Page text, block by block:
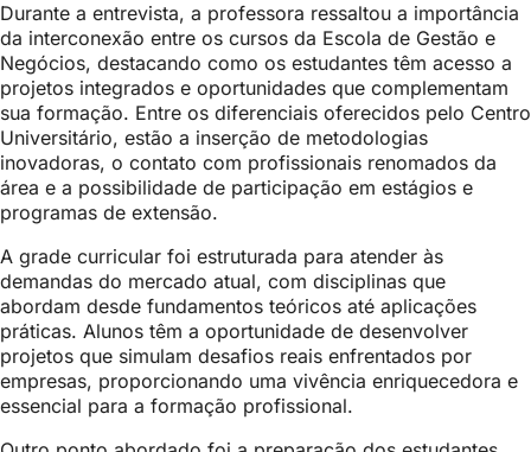
Durante a entrevista, a professora ressaltou a importância
da interconexão entre os cursos da Escola de Gestão e
Negócios, destacando como os estudantes têm acesso a
projetos integrados e oportunidades que complementam
sua formação. Entre os diferenciais oferecidos pelo Centro
Universitário, estão a inserção de metodologias
inovadoras, o contato com profissionais renomados da
área e a possibilidade de participação em estágios e
programas de extensão.
A grade curricular foi estruturada para atender às
demandas do mercado atual, com disciplinas que
abordam desde fundamentos teóricos até aplicações
práticas. Alunos têm a oportunidade de desenvolver
projetos que simulam desafios reais enfrentados por
empresas, proporcionando uma vivência enriquecedora e
essencial para a formação profissional.